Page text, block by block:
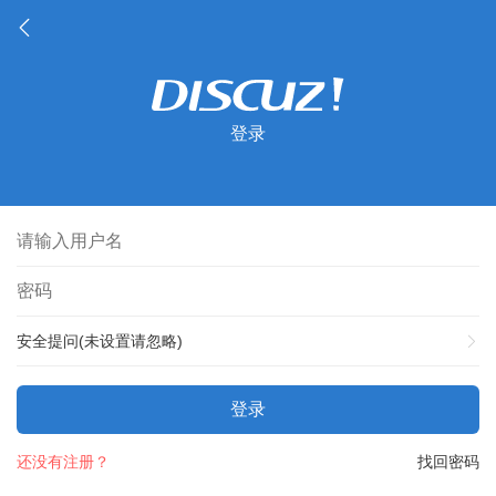
登录
安全提问(未设置请忽略)
登录
找回密码
还没有注册？